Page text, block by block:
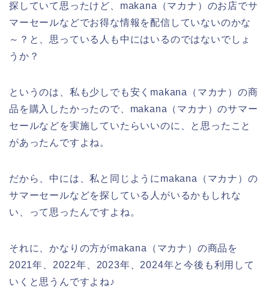
探していて思ったけど、makana（マカナ）のお店でサ
マーセールなどでお得な情報を配信していないのかな
～？と、思っている人も中にはいるのではないでしょ
うか？
というのは、私も少しでも安くmakana（マカナ）の商
品を購入したかったので、makana（マカナ）のサマー
セールなどを実施していたらいいのに、と思ったこと
があったんですよね。
だから、中には、私と同じようにmakana（マカナ）の
サマーセールなどを探している人がいるかもしれな
い、って思ったんですよね。
それに、かなりの方がmakana（マカナ）の商品を
2021年、2022年、2023年、2024年と今後も利用して
いくと思うんですよね♪